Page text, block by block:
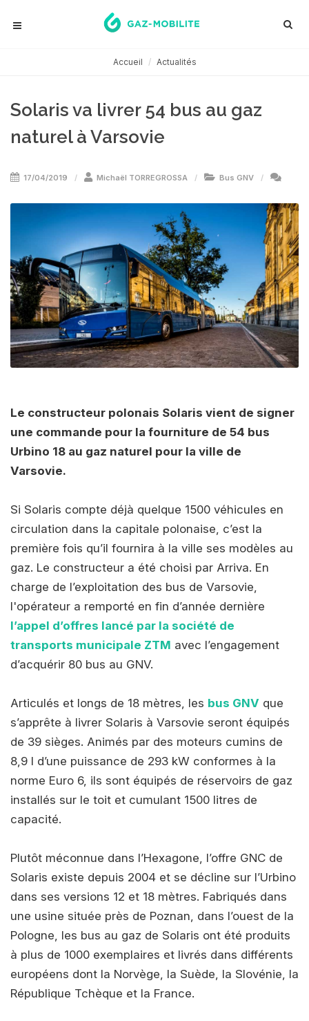
Accueil Actualités
Solaris va livrer 54 bus au gaz
naturel à Varsovie
17/04/2019 Michaël TORREGROSSA Bus GNV
Le constructeur polonais Solaris vient de signer
une commande pour la fourniture de 54 bus
Urbino 18 au gaz naturel pour la ville de
Varsovie.
Si Solaris compte déjà quelque 1500 véhicules en
circulation dans la capitale polonaise, c’est la
première fois qu’il fournira à la ville ses modèles au
gaz. Le constructeur a été choisi par Arriva. En
charge de l’exploitation des bus de Varsovie,
l'opérateur a remporté en fin d’année dernière
l’appel d’offres lancé par la société de
transports municipale ZTM avec l’engagement
d’acquérir 80 bus au GNV.
Articulés et longs de 18 mètres, les bus GNV que
s’apprête à livrer Solaris à Varsovie seront équipés
de 39 sièges. Animés par des moteurs cumins de
8,9 l d’une puissance de 293 kW conformes à la
norme Euro 6, ils sont équipés de réservoirs de gaz
installés sur le toit et cumulant 1500 litres de
capacité.
Plutôt méconnue dans l’Hexagone, l’offre GNC de
Solaris existe depuis 2004 et se décline sur l’Urbino
dans ses versions 12 et 18 mètres. Fabriqués dans
une usine située près de Poznan, dans l’ouest de la
Pologne, les bus au gaz de Solaris ont été produits
à plus de 1000 exemplaires et livrés dans différents
européens dont la Norvège, la Suède, la Slovénie, la
République Tchèque et la France.